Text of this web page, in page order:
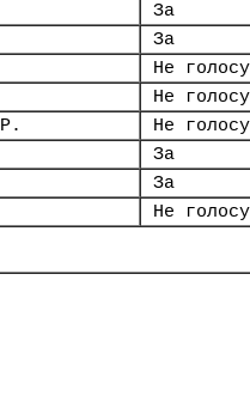
За
За
Не
Не
Не
За
За
Не